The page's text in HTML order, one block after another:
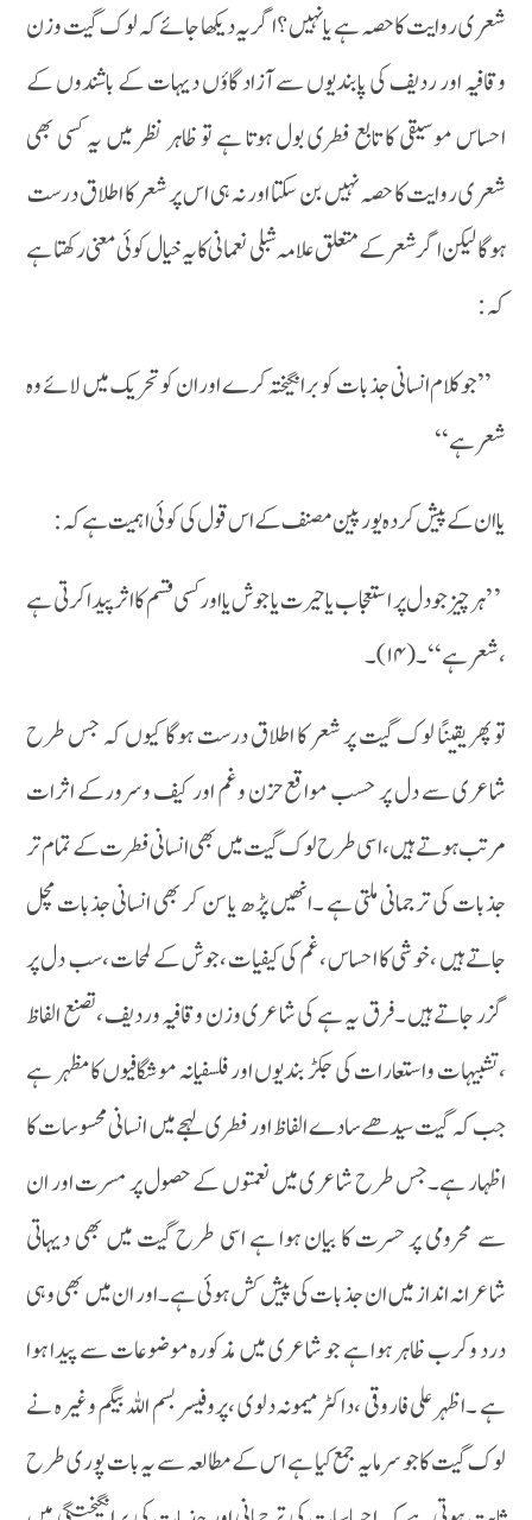
شعری روایت کا حصہ ہے یا نہیں ؟اگر یہ دیکھا جائے کہ لوک گیت وزن
وقافیہ اور ردیف کی پابندیوں سے آزاد گاؤں دیہات کے باشندوں کے
احساس موسیقی کا تابع فطری بول ہوتا ہے تو ظاہر نظر میں یہ کسی بھی
شعری روایت کا حصہ نہیں بن سکتا اور نہ ہی اس پر شعر کا اطلاق درست
ہوگا لیکن اگر شعر کے متعلق علامہ شبلی نعمانی کا یہ خیال کوئی معنی رکھتا ہے
کہ:
’’جو کلام انسانی جذبات کو برانگیختہ کرے اور ان کو تحریک میں لائے وہ
شعر ہے ‘‘
یا ان کے پیش کردہ یورپین مصنف کے اس قول کی کوئی اہمیت ہے کہ:
’ ’ہر چیز جو دل پر استعجاب یا حیرت یا جوش یا اور کسی قسم کا اثر پیدا کرتی ہے
،شعر ہے ‘‘۔ (۱۴)۔
تو پھر یقینًا لوک گیت پر شعر کا اطلاق درست ہوگا کیوں کہ جس طرح
شاعری سے دل پر حسب مواقع حزن وغم اور کیف وسرورکے اثرات
مرتب ہوتے ہیں ،اسی طرح لوک گیت میں بھی انسانی فطرت کے تمام تر
جذبات کی ترجمانی ملتی ہے ۔انھیں پڑھ یا سن کر بھی انسانی جذبات مچل
جاتے ہیں ،خوشی کا احساس ،غم کی کیفیات ،جوش کے لمحات ،سب دل پر
گزر جاتے ہیں ۔فرق یہ ہے کی شاعری وزن وقافیہ وردیف ،تصنع الفاظ
،تشبیہات واستعارات کی جکڑ بندیوں اور فلسفیانہ موشگافیوں کا مظہر ہے
جب کہ گیت سیدھے سادے الفاظ اور فطری لہجے میں انسانی محسوسات کا
اظہار ہے۔جس طرح شاعری میں نعمتوں کے حصول پر مسرت اور ان
سے محرومی پر حسرت کا بیان ہوا ہے اسی طرح گیت میں بھی دیہاتی
شاعرانہ انداز میں ان جذبات کی پیش کش ہوئی ہے ۔اور ان میں بھی وہی
درد وکرب ظاہر ہوا ہے جو شاعری میں مذکورہ موضوعات سے پیدا ہوا
ہے ۔اظہر علی فاروقی ،داکٹر میمونہ دلوی ،پروفیسر بسم اللہ بیگم وغیرہ نے
لوک گیت کا جو سرمایہ جمع کیا ہے اس کے مطالعہ سے یہ بات پوری طرح